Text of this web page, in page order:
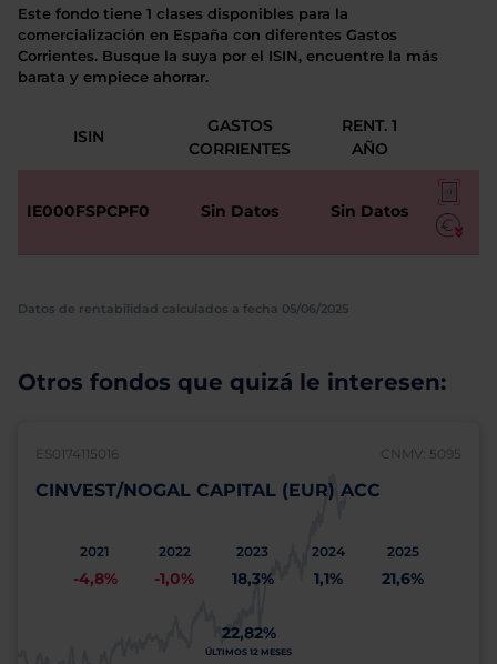
Este fondo tiene 1 clases disponibles para la
comercialización en España con diferentes Gastos
Corrientes. Busque la suya por el ISIN, encuentre la más
barata y empiece ahorrar.
ISIN
GASTOS
CORRIENTES
RENT. 1
AÑO
IE000FSPCPF0 Sin Datos Sin Datos
Datos de rentabilidad calculados a fecha 05/06/2025
Otros fondos que quizá le interesen:
ES0174115016 CNMV: 5095
CINVEST/NOGAL CAPITAL (EUR) ACC
2021
-4,8%
2022
-1,0%
2023
18,3%
2024
1,1%
2025
21,6%
22,82%
ÚLTIMOS 12 MESES